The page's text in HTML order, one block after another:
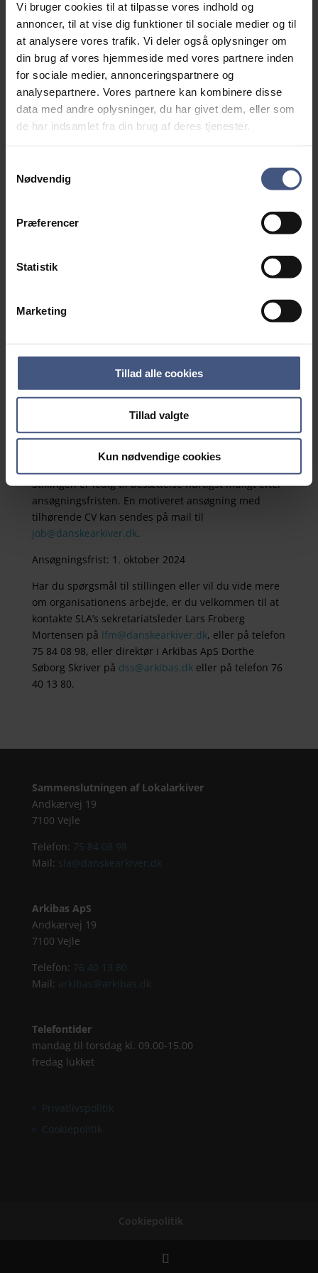
Vi bruger cookies til at tilpasse vores indhold og
annoncer, til at vise dig funktioner til sociale medier og til
at analysere vores trafik. Vi deler også oplysninger om
din brug af vores hjemmeside med vores partnere inden
for sociale medier, annonceringspartnere og
analysepartnere. Vores partnere kan kombinere disse
data med andre oplysninger, du har givet dem, eller som
de har indsamlet fra din brug af deres tjenester.
Nødvendig
Præferencer
Statistik
Marketing
Tillad alle cookies
Tillad valgte
Kun nødvendige cookies
kandidatuddannelsen. Du har en faglig interesse for
arkiv- og foreningsverdenen.
Vigtigst af alt har du gåpåmod i forhold til at blive
dygtigere inden for dit felt, og du er ikke bange for at
tage ejerskab over dine arbejdsopgaver i samarbejde
med dine kollegaer på SLA’s sekretariat og i Arkibas’
direktion.
medlemsinstitutioner. SLA driver gennem
arkivdatabase Arkibas samt
tilgængeliggørelsesportalen arkiv.dk. Arkibas har
sognearkiver til store kommunale arkiver og enkelte
SLA har to ansatte; en sekretariatsleder og
Sekretariatet har hjemme i et kontorfællesskab på
Andkærvej 19, 7100 Vejle. Du kan læse mere om
organisationen på vores hjemmeside
www.danskearkiver.dk.
Stillingen er ledig til besættelse hurtigst muligt efter
ansøgningsfristen. En motiveret ansøgning med
tilhørende CV kan sendes på mail til
job@danskearkiver.dk.
Ansøgningsfrist: 1. oktober 2024
Har du spørgsmål til stillingen eller vil du vide mere
om organisationens arbejde, er du velkommen til at
kontakte SLA’s sekretariatsleder Lars Froberg
Mortensen på lfm@danskearkiver.dk, eller på telefon
75 84 08 98, eller direktør i Arkibas ApS Dorthe
Søborg Skriver på dss@arkibas.dkeller på telefon 76
40 13 80.
Sammenslutningen af Lokalarkiver
Andkærvej 19
7100 Vejle
Telefon: 75 84 08 98
Mail: sla@danskearkiver.dk
Arkibas ApS
Andkærvej 19
7100 Vejle
Telefon: 76 40 13 80
Mail: arkibas@arkibas.dk
Telefontider
mandag til torsdag kl. 09.00-15.00
fredag lukket
Privatlivspolitik
Cookiepolitik
Cookiepolitik